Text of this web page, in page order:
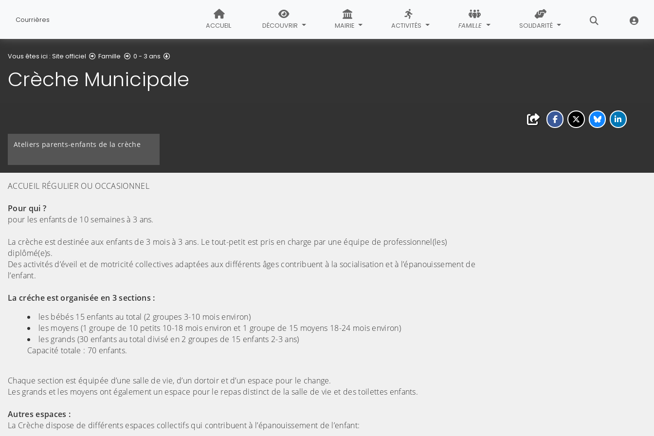
Courrières
ACCUEIL DÉCOUVRIR MAIRIE ACTIVITÉS FAMILLE SOLIDARITÉ
Vous êtes ici : Site officiel Famille 0 - 3 ans
Crèche Municipale
Ateliers parents-enfants de la crèche
ACCUEIL RÉGULIER OU OCCASIONNEL
Pour qui ?
pour les enfants de 10 semaines à 3 ans.
La crèche est destinée aux enfants de 3 mois à 3 ans. Le tout-petit est pris en charge par une équipe de professionnel(les)
diplômé(e)s.
Des activités d’éveil et de motricité collectives adaptées aux différents âges contribuent à la socialisation et à l’épanouissement de
l’enfant.
La créche est organisée en 3 sections :
les bébés 15 enfants au total (2 groupes 3-10 mois environ)
les moyens (1 groupe de 10 petits 10-18 mois environ et 1 groupe de 15 moyens 18-24 mois environ)
les grands (30 enfants au total divisé en 2 groupes de 15 enfants 2-3 ans)
Capacité totale : 70 enfants.
Chaque section est équipée d’une salle de vie, d’un dortoir et d’un espace pour le change.
Les grands et les moyens ont également un espace pour le repas distinct de la salle de vie et des toilettes enfants.
Autres espaces :
La Crèche dispose de différents espaces collectifs qui contribuent à l’épanouissement de l’enfant: